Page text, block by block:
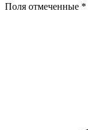
Поля отмеченные *